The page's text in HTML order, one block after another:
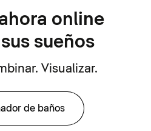
online
sueños
Visualizar.
de baños